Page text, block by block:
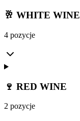
🥂 WHITE WINE
4 pozycje
🍷 RED WINE
2 pozycje